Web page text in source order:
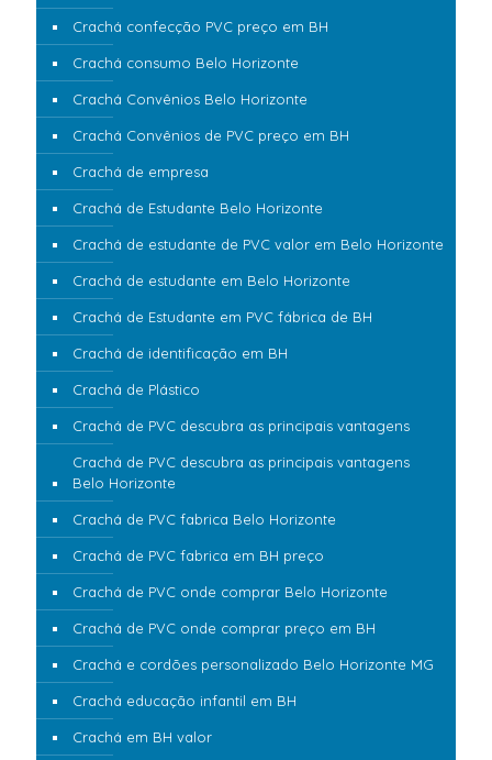
Crachá confecção PVC preço em BH
Crachá consumo Belo Horizonte
Crachá Convênios Belo Horizonte
Crachá Convênios de PVC preço em BH
Crachá de empresa
Crachá de Estudante Belo Horizonte
Crachá de estudante de PVC valor em Belo Horizonte
Crachá de estudante em Belo Horizonte
Crachá de Estudante em PVC fábrica de BH
Crachá de identificação em BH
Crachá de Plástico
Crachá de PVC descubra as principais vantagens
Crachá de PVC descubra as principais vantagens
Belo Horizonte
Crachá de PVC fabrica Belo Horizonte
Crachá de PVC fabrica em BH preço
Crachá de PVC onde comprar Belo Horizonte
Crachá de PVC onde comprar preço em BH
Crachá e cordões personalizado Belo Horizonte MG
Crachá educação infantil em BH
Crachá em BH valor